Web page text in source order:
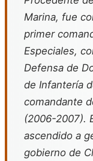
Marina, fue
primer
Especiales,
Defensa de
de Infantería
comandante
(2006-2007).
ascendido a
gobierno de